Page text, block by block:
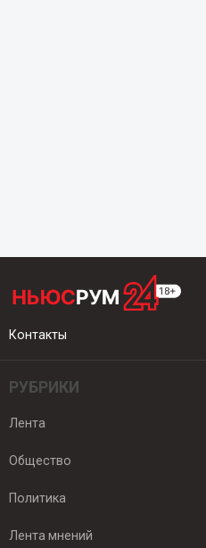
Контакты
РУБРИКИ
Лента
Общество
Политика
Лента мнений